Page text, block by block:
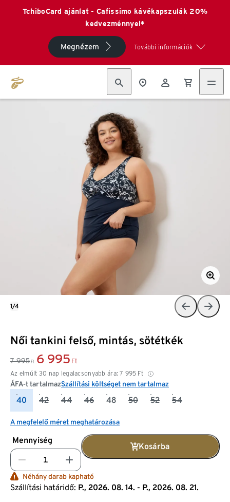
TchiboCard ajánlat - Cafissimo kávékapszulák 20%
kedvezménnyel*
Megnézem További információk
Női tankini felső, mintás, sötétkék
7 995 Ft 6 995 Ft
Az elmúlt 30 nap legalacsonyabb ára: 7 995 Ft
ÁFA-t tartalmazSzállítási költséget nem tartalmaz
40 42 44 46 48 50 52 54
A megfelelő méret meghatározása
Mennyiség
Kosárba
Néhány darab kapható
Szállítási határidő: P., 2026. 08. 14. - P., 2026. 08. 21.
1/4